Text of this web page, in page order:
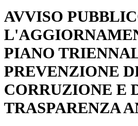
AVVISO
PIANO
PREVENZIONE
CORRUZIONE E
TRASPARENZA